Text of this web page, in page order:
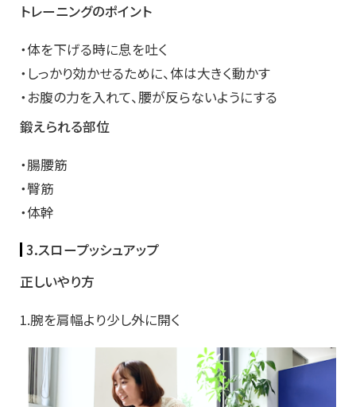
トレーニングのポイント
・体を下げる時に息を吐く
・しっかり効かせるために、体は大きく動かす
・お腹の力を入れて、腰が反らないようにする
鍛えられる部位
・腸腰筋
・臀筋
・体幹
3.スロープッシュアップ
正しいやり方
1.腕を肩幅より少し外に開く